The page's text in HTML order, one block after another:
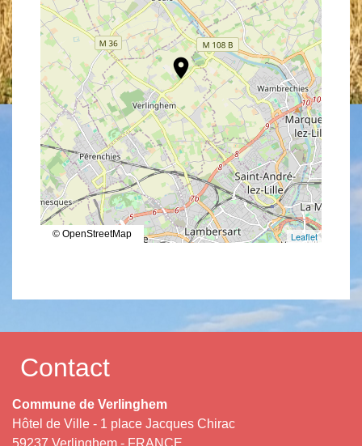
location_on
Leaflet
© OpenStreetMap
Contact
Commune de Verlinghem
Hôtel de Ville - 1 place Jacques Chirac
59237 Verlinghem - FRANCE